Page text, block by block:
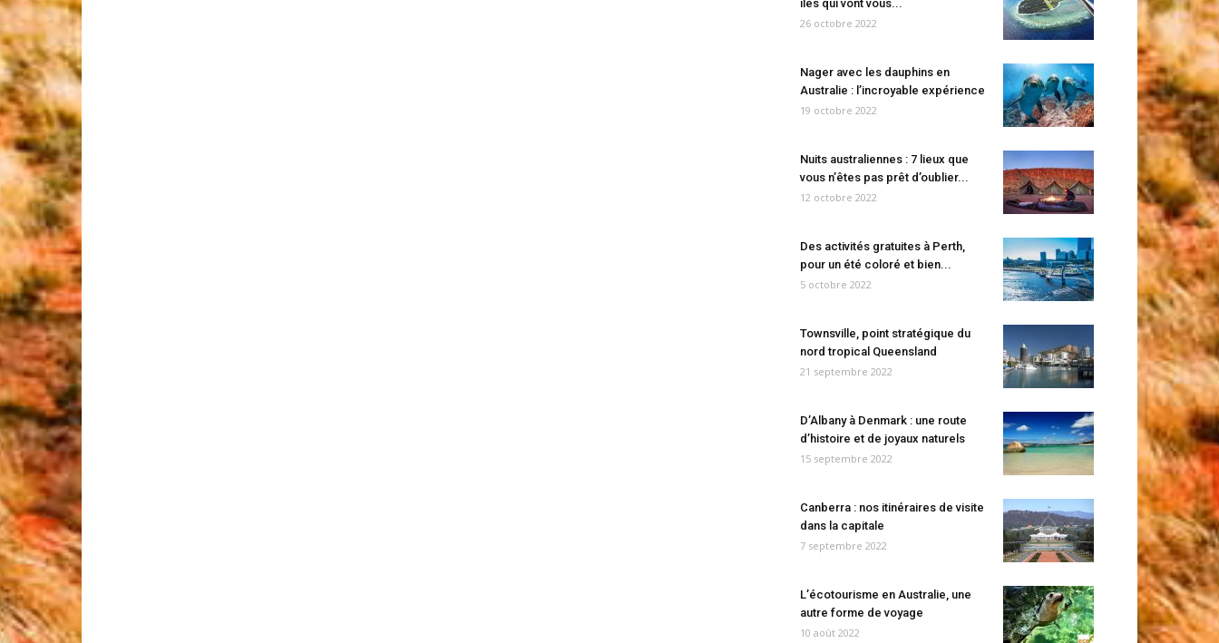
îles qui vont vous...
26 octobre 2022
Nager avec les dauphins en
Australie : l’incroyable expérience
19 octobre 2022
Nuits australiennes : 7 lieux que
vous n’êtes pas prêt d’oublier...
12 octobre 2022
Des activités gratuites à Perth,
pour un été coloré et bien...
5 octobre 2022
Townsville, point stratégique du
nord tropical Queensland
21 septembre 2022
D’Albany à Denmark : une route
d’histoire et de joyaux naturels
15 septembre 2022
Canberra : nos itinéraires de visite
dans la capitale
7 septembre 2022
L’écotourisme en Australie, une
autre forme de voyage
10 août 2022